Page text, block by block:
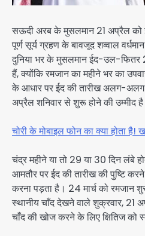
सऊदी अरब के मुसलमान 21 अप्रैल को
पूर्ण सूर्य ग्रहण के बावजूद शव्वाल
दुनिया भर के मुसलमान ईद-उल-फितर
हैं, क्योंकि रमजान का महीने भर का
के आधार पर ईद की तारीख अलग-
अप्रैल शनिवार से शुरू होने की उम्मीद
चोरी के मोबाइल फोन का क्या होता है!
चंद्र महीने या तो 29 या 30 दिन लंबे
आमतौर पर ईद की तारीख की पुष्टि
करना पड़ता है। 24 मार्च को रमजान
स्थानीय चाँद देखने वाले शुक्रवार, 21
चाँद की खोज करने के लिए क्षितिज को